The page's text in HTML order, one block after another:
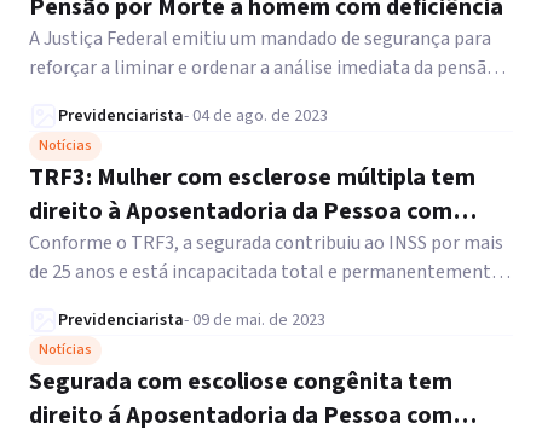
Pensão por Morte a homem com deficiência
A Justiça Federal emitiu um mandado de segurança para
reforçar a liminar e ordenar a análise imediata da pensão
Previdenciarista- 04 de ago. de 2023
Notícias
TRF3: Mulher com esclerose múltipla tem
direito à Aposentadoria da Pessoa com
Deficiência
Conforme o TRF3, a segurada contribuiu ao INSS por mais
de 25 anos e está incapacitada total e permanentemente
Previdenciarista- 09 de mai. de 2023
Notícias
Segurada com escoliose congênita tem
direito á Aposentadoria da Pessoa com